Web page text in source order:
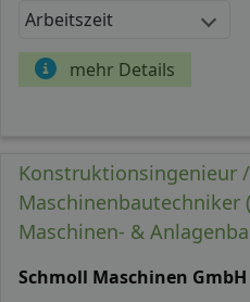
Arbeitszeit
mehr Details
Konstruktionsingenieur /
Maschinenbautechniker
Maschinen- &
Schmoll Maschinen GmbH